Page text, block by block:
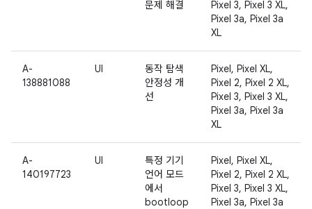
문제 해결
Pixel 3, Pixel 3 XL,
Pixel 3a, Pixel 3a
XL
A-
138881088
UI
동작 탐색
안정성 개
선
Pixel, Pixel XL,
Pixel 2, Pixel 2 XL,
Pixel 3, Pixel 3 XL,
Pixel 3a, Pixel 3a
XL
A-
140197723
UI
특정 기기
언어 모드
에서
bootloop
Pixel, Pixel XL,
Pixel 2, Pixel 2 XL,
Pixel 3, Pixel 3 XL,
Pixel 3a, Pixel 3a